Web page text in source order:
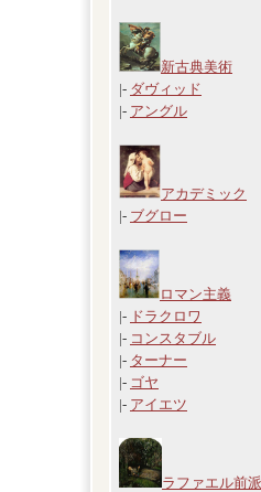
新古典美術
|- ダヴィッド
|- アングル
アカデミック
|- ブグロー
ロマン主義
|- ドラクロワ
|- コンスタブル
|- ターナー
|- ゴヤ
|- アイエツ
ラファエル前派